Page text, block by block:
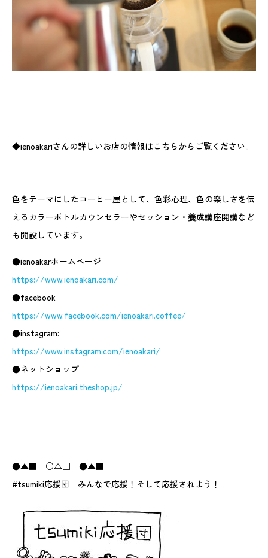
◆ienoakariさんの詳しいお店の情報はこちらからご覧ください。
色をテーマにしたコーヒー屋として、色彩心理、色の楽しさを伝
えるカラーボトルカウンセラーやセッション・養成講座開講など
も開設しています。
●ienoakarホームページ
https://www.ienoakari.com/
●facebook
https://www.facebook.com/ienoakari.coffee/
●instagram:
https://www.instagram.com/ienoakari/
●ネットショップ
https://ienoakari.theshop.jp/
●▲■ ○△□ ●▲■
#tsumiki応援団 みんなで応援！そして応援されよう！